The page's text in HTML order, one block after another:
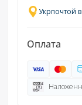
Укрпочтой
Оплата